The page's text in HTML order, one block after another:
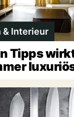
& Interieur
Tipps